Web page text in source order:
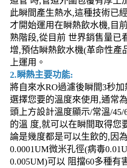
此瞬間產生熱水,這種技術已
才開始運用在瞬熱飲水機,目
熟階段,從目前 世界銷售量已
增,預估瞬熱飲水機(革命性產
上運用。
2.瞬熱主要功能:
將自來水RO過濾後瞬間3秒
選擇您要的溫度來使用,通常
頭上方設計溫度顯示/常溫/45/
的溫 度,就可以在瞬間取得您
論是幾度都是可以生飲的,因
0.0001UM微米孔徑(病毒
0.005UM)可以 阻擋60多種有